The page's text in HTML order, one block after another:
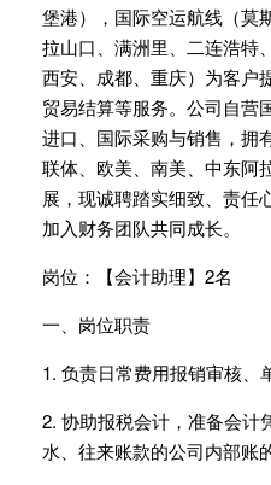
堡港），国际空运航线（莫
拉山口、满洲里、二连浩特
西安、成都、重庆）为客户
贸易结算等服务。公司自营
进口、国际采购与销售，拥
联体、欧美、南美、中东阿
展，现诚聘踏实细致、责任
加入财务团队共同成长。
岗位：【会计助理】2名
一、岗位职责
1. 负责日常费用报销审核、
2. 协助报税会计，准备会计
水、往来账款的公司内部账